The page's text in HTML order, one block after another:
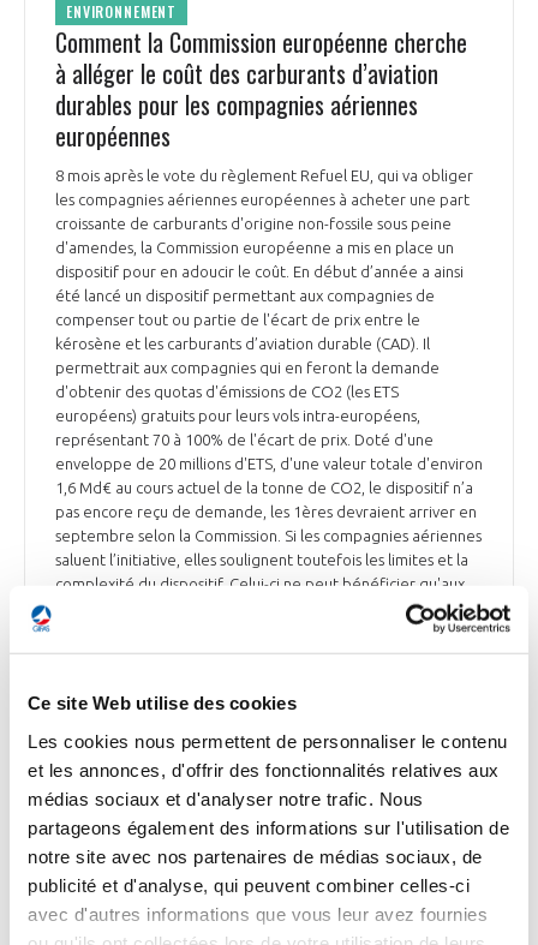
Ce site Web utilise des cookies
Les cookies nous permettent de personnaliser le contenu
et les annonces, d'offrir des fonctionnalités relatives aux
médias sociaux et d'analyser notre trafic. Nous
partageons également des informations sur l'utilisation de
notre site avec nos partenaires de médias sociaux, de
publicité et d'analyse, qui peuvent combiner celles-ci
avec d'autres informations que vous leur avez fournies
ENVIRONNEMENT
Comment la Commission européenne cherche
à alléger le coût des carburants d’aviation
durables pour les compagnies aériennes
européennes
8 mois après le vote du règlement Refuel EU, qui va obliger
les compagnies aériennes européennes à acheter une part
croissante de carburants d'origine non-fossile sous peine
d'amendes, la Commission européenne a mis en place un
dispositif pour en adoucir le coût. En début d’année a ainsi
été lancé un dispositif permettant aux compagnies de
compenser tout ou partie de l'écart de prix entre le
kérosène et les carburants d’aviation durable (CAD). Il
permettrait aux compagnies qui en feront la demande
d'obtenir des quotas d'émissions de CO2 (les ETS
européens) gratuits pour leurs vols intra-européens,
représentant 70 à 100% de l'écart de prix. Doté d'une
enveloppe de 20 millions d'ETS, d'une valeur totale d'environ
1,6 Md€ au cours actuel de la tonne de CO2, le dispositif n’a
pas encore reçu de demande, les 1ères devraient arriver en
septembre selon la Commission. Si les compagnies aériennes
saluent l’initiative, elles soulignent toutefois les limites et la
complexité du dispositif. Celui-ci ne peut bénéficier qu'aux
compagnies opérant des vols intra-européens. Il est aussi
limité dans le temps, jusqu'en 2030 dans le meilleur des cas,
et un réexamen est prévu en 2028. Enfin, ses modalités
la façon dont seront fixés, chaque année, les prix de
surcoût est par ailleurs plus important pour les compagnies
françaises, du fait de l'application aux CAD de la taxe censée
inciter à l'utilisation d'énergies renouvelables (TIRUERT), qui
fixe une pénalité de 125 € par litre si l'objectif
d'incorporation fixé par la loi n'est pas atteint. Faute de
production suffisante en France, cette taxe a augmenté
d'environ 30% le coût des CAD dans le pays.